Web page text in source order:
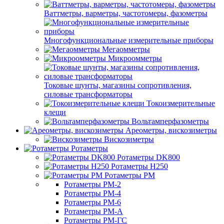
Ваттметры, варметры, частотомеры, фазометры
Многофункциональные измерительные приборы
Мегаомметры
Микроомметры
Токовые шунты, магазины сопротивления,
силовые трансформаторы
Токоизмерительные
клещи
Вольтамперфазометры
Ареометры, вискозиметры
Вискозиметры
Ротаметры
Ротаметры DK800
Ротаметры H250
Ротаметры РМ
Ротаметры РМ-2
Ротаметры РМ-4
Ротаметры РМ-6
Ротаметры РМ-А
Ротаметры РМ-ГС